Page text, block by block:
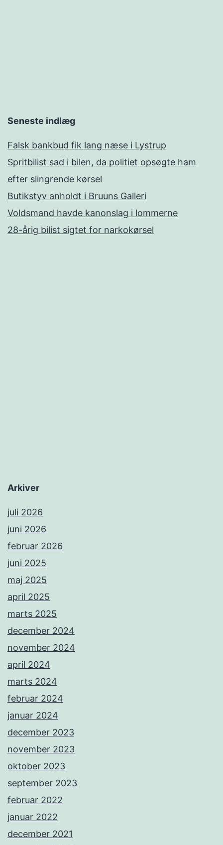
Seneste indlæg
Falsk bankbud fik lang næse i Lystrup
Spritbilist sad i bilen, da politiet opsøgte ham
efter slingrende kørsel
Butikstyv anholdt i Bruuns Galleri
Voldsmand havde kanonslag i lommerne
28-årig bilist sigtet for narkokørsel
Arkiver
juli 2026
juni 2026
februar 2026
juni 2025
maj 2025
april 2025
marts 2025
december 2024
november 2024
april 2024
marts 2024
februar 2024
januar 2024
december 2023
november 2023
oktober 2023
september 2023
februar 2022
januar 2022
december 2021